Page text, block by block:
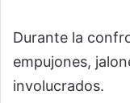
Durante la
empujones,
involucrados.